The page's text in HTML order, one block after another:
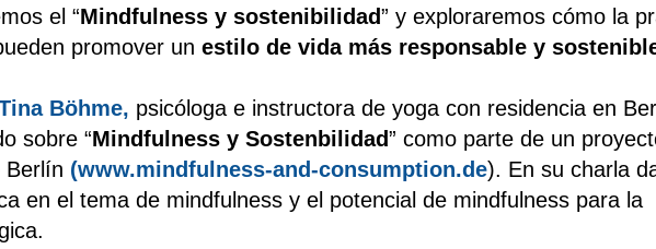
el “Mindfulness y sostenibilidad” y exploraremos cómo la
promover un estilo de vida más responsable y
Böhme, psicóloga e instructora de yoga con residencia en
sobre “Mindfulness y Sostenbilidad” como parte de un
Berlín (www.mindfulness-and-consumption.de). En su charla
en el tema de mindfulness y el potencial de mindfulness para la